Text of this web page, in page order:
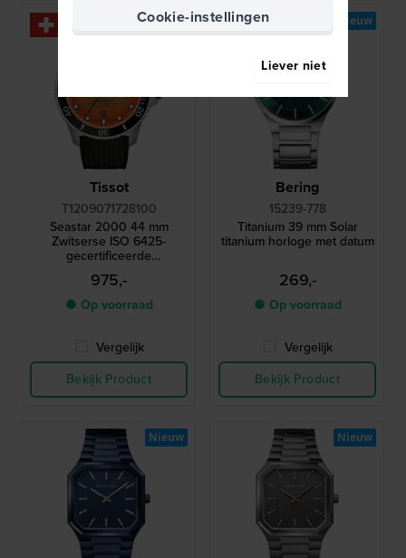
Tissot
T1209071728100
Seastar 2000 44 mm
Zwitserse ISO 6425-
gecertificeerde
automatische duiker met
drukventiel en keramische
lunette
975,-
● Op voorraad
Vergelijk
Bekijk Product
Bestseller
Nieuw
Bering
15239-778
Titanium 39 mm Solar
titanium horloge met datum
269,-
● Op voorraad
Vergelijk
Bekijk Product
Nieuw
Nieuw Nieuw
Cookie-instellingen
Liever niet